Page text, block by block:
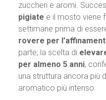
zuccheri e aromi.
pigiate e il mosto viene
settimane prima di
rovere per
parte, la scelta di
per almeno 5 anni,
una struttura ancora più
aromatico più intenso.